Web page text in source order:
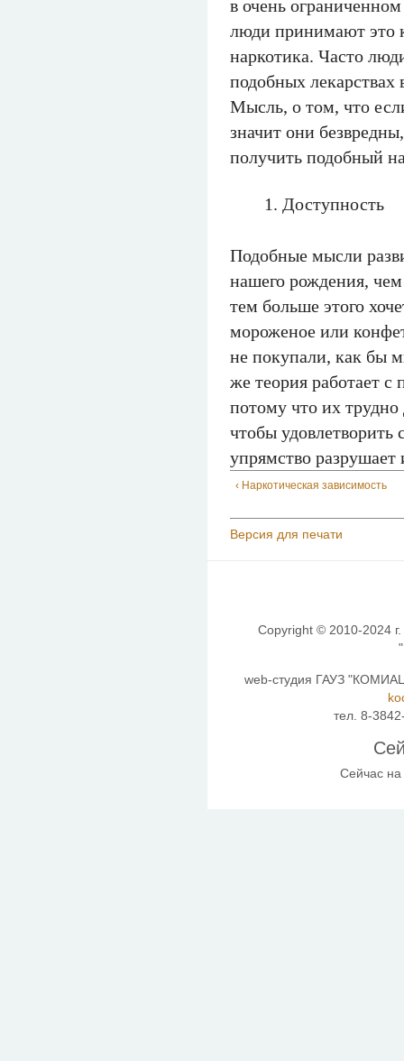
в очень
люди принимают это
наркотика. Часто
подобных лекарствах
Мысль, о том, что
значит они
получить подобный
Доступность
Подобные мысли
нашего рождения,
тем больше этого
мороженое или
не покупали, как бы
же теория работает
потому что их
чтобы удовлетворить
упрямство разрушает
‹ Наркотическая зависимость
Версия для печати
Copyright © 2010-2024
web-студия ГАУЗ
тел. 8-
Сейчас